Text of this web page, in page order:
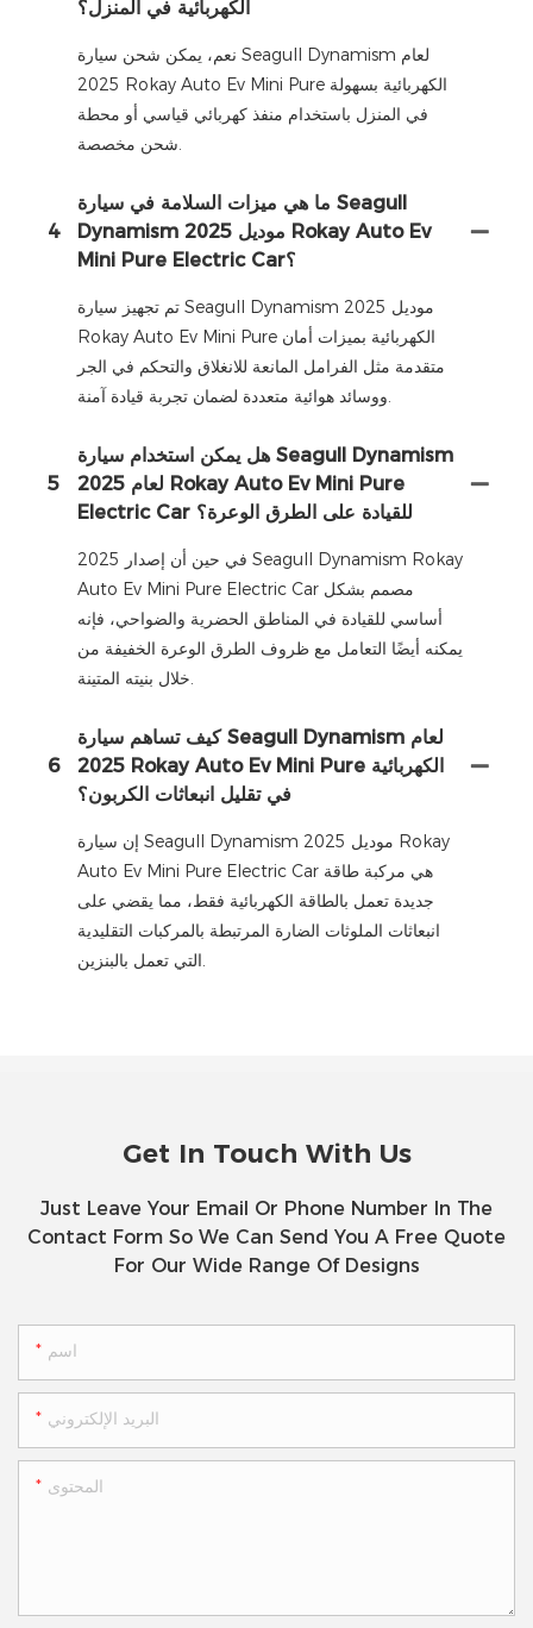
الكهربائية في المنزل؟
نعم، يمكن شحن سيارة Seagull Dynamism لعام
2025 Rokay Auto Ev Mini Pure الكهربائية بسهولة
في المنزل باستخدام منفذ كهربائي قياسي أو محطة
4
ما هي ميزات السلامة في سيارة Seagull
Dynamism موديل 2025 Rokay Auto Ev
Mini Pure Electric Car؟
تم تجهيز سيارة Seagull Dynamism موديل 2025
Rokay Auto Ev Mini Pure الكهربائية بميزات أمان
متقدمة مثل الفرامل المانعة للانغلاق والتحكم في الجر
5
هل يمكن استخدام سيارة Seagull Dynamism
لعام 2025 Rokay Auto Ev Mini Pure
Electric Car للقيادة على الطرق الوعرة؟
في حين أن إصدار 2025 Seagull Dynamism Rokay
Auto Ev Mini Pure Electric Car مصمم بشكل
أساسي للقيادة في المناطق الحضرية والضواحي، فإنه
يمكنه أيضًا التعامل مع ظروف الطرق الوعرة الخفيفة من
6
كيف تساهم سيارة Seagull Dynamism لعام
2025 Rokay Auto Ev Mini Pure الكهربائية
في تقليل انبعاثات الكربون؟
إن سيارة Seagull Dynamism موديل 2025 Rokay
Auto Ev Mini Pure Electric Car هي مركبة طاقة
جديدة تعمل بالطاقة الكهربائية فقط، مما يقضي على
انبعاثات الملوثات الضارة المرتبطة بالمركبات التقليدية
Get In Touch With Us
Just Leave Your Email Or Phone Number In The
Contact Form So We Can Send You A Free Quote
For Our Wide Range Of Designs
اسم
البريد الإلكتروني
المحتوى